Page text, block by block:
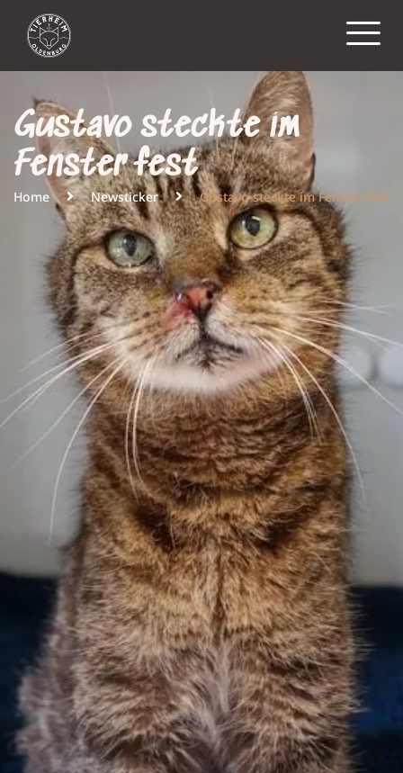
Gustavo steckte im
Fenster fest
Home Newsticker Gustavo steckte im Fenster fest